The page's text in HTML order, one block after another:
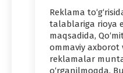
Reklama
talablariga rioya
maqsadida,
ommaviy axborot
reklamalar
o‘rganilmoqda.